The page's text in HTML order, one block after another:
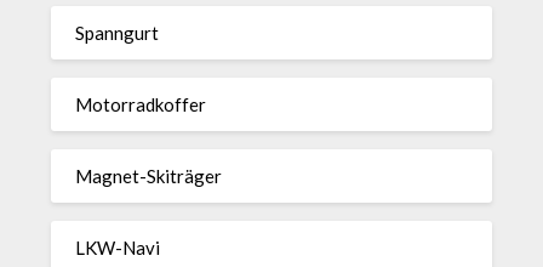
Spann­gurt
Motor­rad­koffer
Magnet-Ski­träger
LKW-Navi